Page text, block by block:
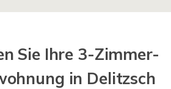
Sie Ihre 3-Zimmer-
in Delitzsch